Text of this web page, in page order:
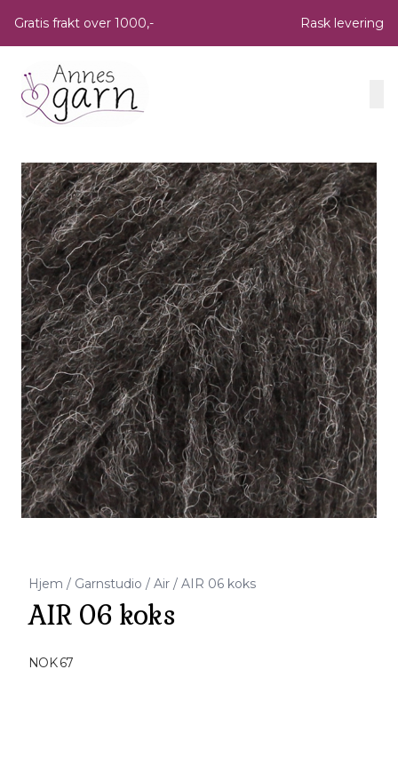
Gratis frakt over 1000,- Rask levering
Hjem / Garnstudio / Air / AIR 06 koks
AIR 06 koks
NOK 67